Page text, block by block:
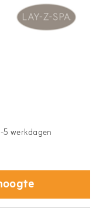
5 werkdagen